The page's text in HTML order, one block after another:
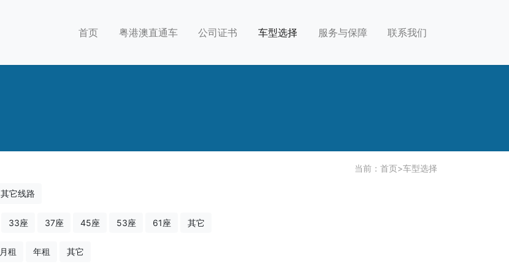
首页 粤港澳直通车 公司证书 车型选择 服务与保障 联系我们
当前： 首页>车型选择
其它线路
33座 37座 45座 53座 61座 其它
月租 年租 其它